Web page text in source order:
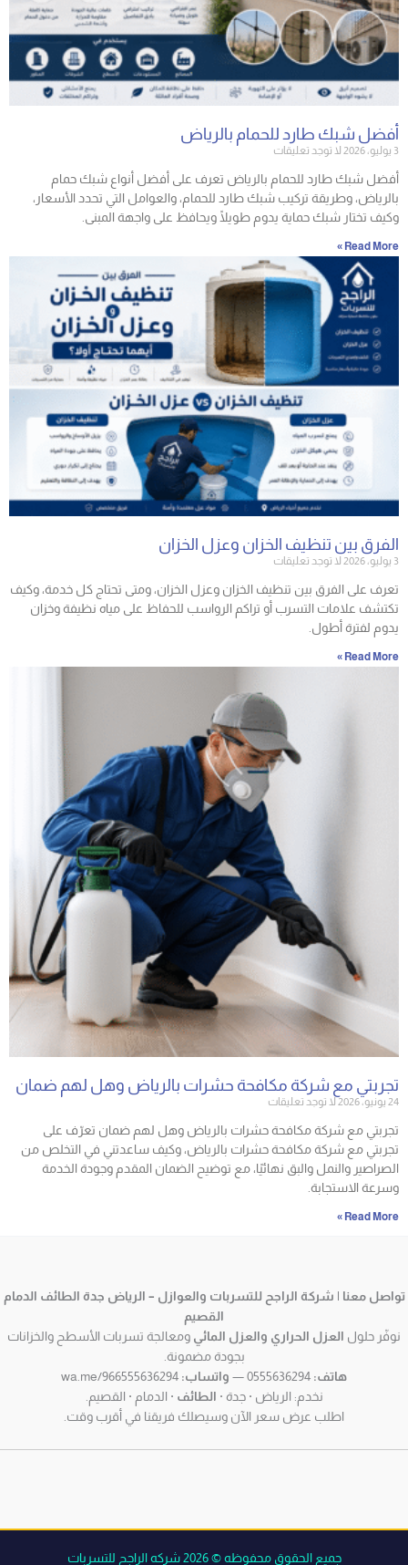
أفضل شبك طارد للحمام بالرياض
لا توجد تعليقات
أفضل شبك طارد للحمام بالرياض تعرف على أفضل أنواع شبك حمام
بالرياض، وطريقة تركيب شبك طارد للحمام، والعوامل التي تحدد الأسعار،
وكيف تختار شبك حماية يدوم طويلًا ويحافظ على واجهة المبنى.
Read More »
الفرق بين تنظيف الخزان وعزل الخزان
لا توجد تعليقات
تعرف على الفرق بين تنظيف الخزان وعزل الخزان، ومتى تحتاج كل خدمة، وكيف
تكتشف علامات التسرب أو تراكم الرواسب للحفاظ على مياه نظيفة وخزان
يدوم لفترة أطول.
Read More »
تجربتي مع شركة مكافحة حشرات بالرياض وهل لهم ضمان
24 يونيو، 2026 لا توجد تعليقات
تجربتي مع شركة مكافحة حشرات بالرياض وهل لهم ضمان تعرّف على
تجربتي مع شركة مكافحة حشرات بالرياض، وكيف ساعدتني في التخلص من
الصراصير والنمل والبق نهائيًا، مع توضيح الضمان المقدم وجودة الخدمة
وسرعة الاستجابة.
Read More »
معنا | شركة الراجح للتسربات والعوازل – الرياض جدة الطائف الدمام
القصيم
حلول العزل الحراري والعزل المائيومعالجة تسربات الأسطح والخزانات
بجودة مضمونة.
هاتف:0555636294 — واتساب:wa.me/966555636294
نخدم: الرياض · جدة · الطائف· الدمام · القصيم.
اطلب عرض سعر الآن وسيصلك فريقنا في أقرب وقت.
جميع الحقوق محفوظه © 2026 شركه الراجح للتسربات